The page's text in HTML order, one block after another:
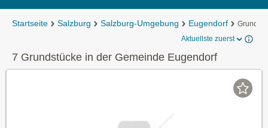
Startseite Salzburg Salzburg-Umgebung Eugendorf
Aktuellste zuerst
7 Grundstücke in der Gemeinde Eugendorf